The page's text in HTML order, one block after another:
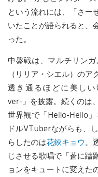
という流れには、「さー
いたことが語られると、
った。
中盤戦は、マルチリン
（リリア・シエル）のア
透き通るほどに美し
ver-」を披露。続くのは、
世界観で「Hello-Hello
ドルVTuberながらも、
らしたのは花鋏キョウ。
じさせる歌唱で「蒼に躊
ョンをキュートに変えた